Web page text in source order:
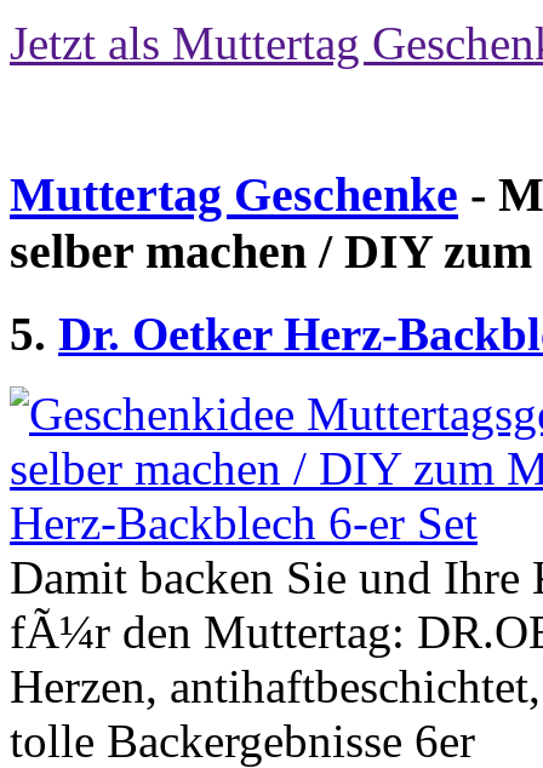
Jetzt als Muttertag
Muttertag Geschenke -
selber machen / DIY
5. Dr. Oetker Herz-
Damit backen Sie und
fÃ¼r den Muttertag:
Herzen,
tolle Backergebnisse 6er